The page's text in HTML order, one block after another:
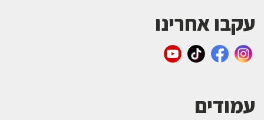
עקבו אחרינו
עמודים